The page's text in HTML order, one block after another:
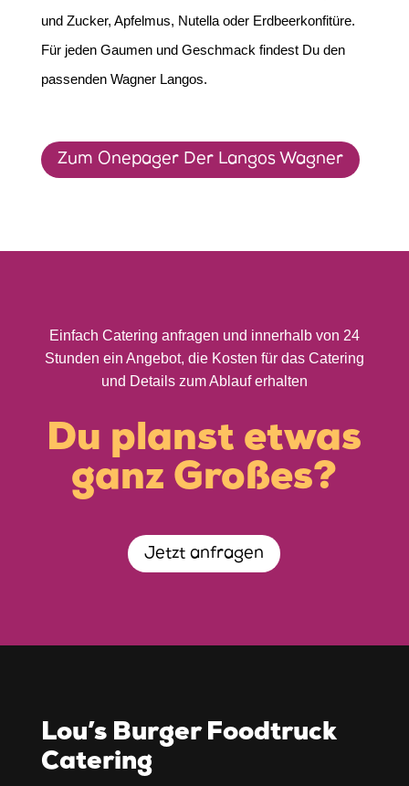
und Zucker, Apfelmus, Nutella oder Erdbeerkonfitüre.
Für jeden Gaumen und Geschmack findest Du den
passenden Wagner Langos.
Zum Onepager Der Langos Wagner
Einfach Catering anfragen und innerhalb von 24
Stunden ein Angebot, die Kosten für das Catering
und Details zum Ablauf erhalten
Du planst etwas
ganz Großes?
Jetzt anfragen
Lou’s Burger Foodtruck
Catering